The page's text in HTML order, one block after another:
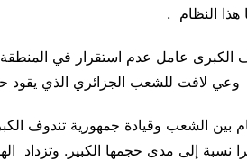
هذا النظام .
عامل عدم استقرار في المنطقة
لافت للشعب الجزائري الذي يقود
بين الشعب وقيادة جمهورية تندوف
نسبة إلى مدى حجمها الكبير. وتزداد